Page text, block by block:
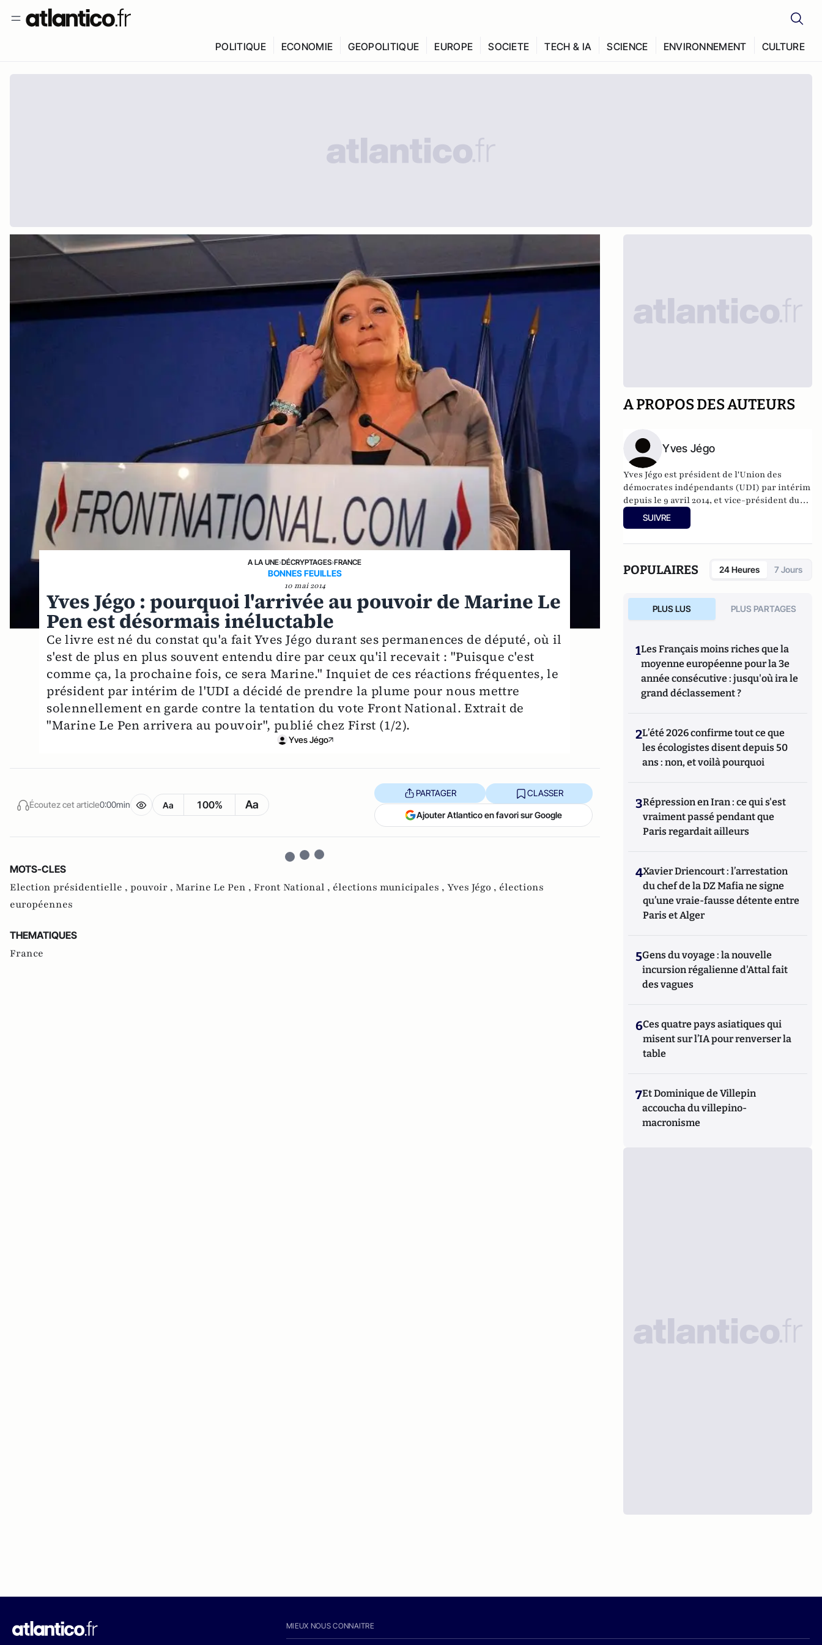
POLITIQUE ECONOMIE GEOPOLITIQUE EUROPE SOCIETE TECH & IA SCIENCE ENVIRONNEMENT CULTURE
A LA UNE›DÉCRYPTAGES›FRANCE
BONNES FEUILLES
10 mai 2014
Yves Jégo : pourquoi l'arrivée au pouvoir de Marine Le
Pen est désormais inéluctable
Ce livre est né du constat qu'a fait Yves Jégo durant ses permanences de député, où il
s'est de plus en plus souvent entendu dire par ceux qu'il recevait : "Puisque c'est
comme ça, la prochaine fois, ce sera Marine." Inquiet de ces réactions fréquentes, le
président par intérim de l'UDI a décidé de prendre la plume pour nous mettre
solennellement en garde contre la tentation du vote Front National. Extrait de
"Marine Le Pen arrivera au pouvoir", publié chez First (1/2).
Yves Jégo
Écoutez cet article0:00min Aa 100% Aa
PARTAGER CLASSER
Ajouter Atlantico en favori sur Google
MOTS-CLES
Election présidentielle , pouvoir , Marine Le Pen , Front National , élections municipales , Yves Jégo , élections
européennes
THEMATIQUES
France
A PROPOS DES AUTEURS
Yves Jégo
Yves Jégo est président de l'Union des
démocrates indépendants (UDI)par intérim
depuis le 9 avril 2014, et vice-président du
Parti radical.
SUIVRE
POPULAIRES 24 Heures 7 Jours
PLUS LUS PLUS PARTAGES
1Les Français moins riches que la
moyenne européenne pour la 3e
année consécutive : jusqu'où ira le
grand déclassement ?
2L’été 2026 confirme tout ce que
les écologistes disent depuis 50
ans : non, et voilà pourquoi
3Répression en Iran : ce qui s'est
vraiment passé pendant que
Paris regardait ailleurs
4Xavier Driencourt : l’arrestation
du chef de la DZ Mafia ne signe
qu’une vraie-fausse détente entre
Paris et Alger
5Gens du voyage : la nouvelle
incursion régalienne d'Attal fait
des vagues
6Ces quatre pays asiatiques qui
misent sur l’IA pour renverser la
table
7Et Dominique de Villepin
accoucha du villepino-
macronisme
MIEUX NOUS CONNAITRE